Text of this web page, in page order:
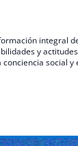
y
social